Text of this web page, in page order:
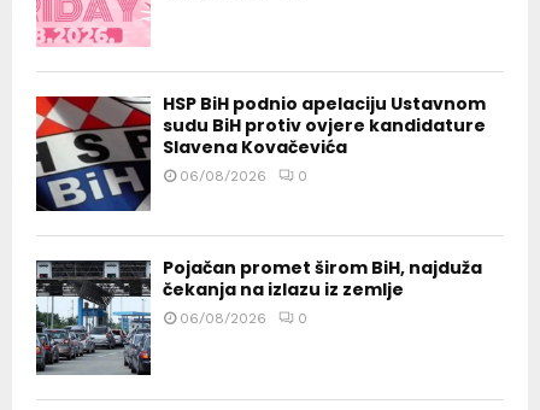
HSP BiH podnio apelaciju Ustavnom
sudu BiH protiv ovjere kandidature
Slavena Kovačevića
06/08/2026 0
Pojačan promet širom BiH, najduža
čekanja na izlazu iz zemlje
06/08/2026 0